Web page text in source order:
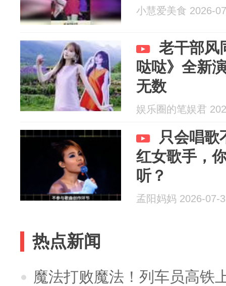
小慧爱美食 2026-
老干部风
哒哒》全新
无数
娱乐圈的笔娱君
只会唱歌
红女歌手，
听？
孟阳妈妈 2026-07-
热点新闻
魔法打败魔法！列车员高铁